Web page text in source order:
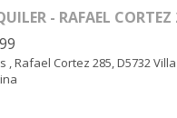
- RAFAEL CORTEZ
, Rafael Cortez 285, D5732